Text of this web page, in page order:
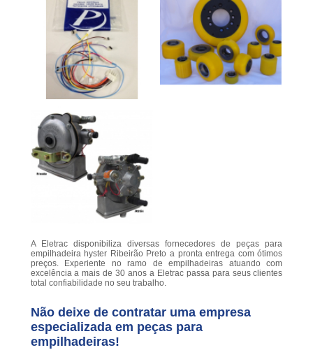
A Eletrac disponibiliza diversas fornecedores de peças para
empilhadeira hyster Ribeirão Preto a pronta entrega com ótimos
preços. Experiente no ramo de empilhadeiras atuando com
excelência a mais de 30 anos a Eletrac passa para seus clientes
total confiabilidade no seu trabalho.
Não deixe de contratar uma empresa
especializada em peças para
empilhadeiras!